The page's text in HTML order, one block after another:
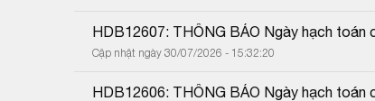
HDB12607: THÔNG BÁO Ngày hạch toán
Cập nhật ngày 30/07/2026 - 15:32:20
HDB12606: THÔNG BÁO Ngày hạch toán